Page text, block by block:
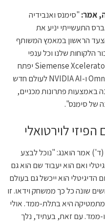
אמר: "סימנס ואנבידיה
התעשייתי יניע את
הראשון במאמץ המשותף
הלקוחות שלנו וכל ענפי
תעשיית הייצור העולמית. החיבור ל-Siemense Xcelerator יפתח
את אקוסיסטם השותפים של Omniverse ו-NVIDIA AI לעולם חדש
באמצעות פתרונות מכניים,
לוירטואלי
אמר הואנג: "נוכל לבצע
ואם הוא יעבוד שם הוא גם
הדיגיטלי הוא ייכשל גם בעולם
שונה כל כך ממשחק וידאו. זו
היא בתלת-ממד. אולי
ממד. עם זאת, בעתיד, נלך